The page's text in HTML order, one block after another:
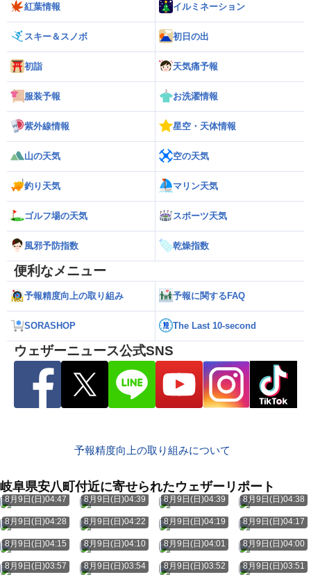
紅葉情報 イルミネーション
スキー＆スノボ 初日の出
初詣 天気痛予報
服装予報 お洗濯情報
紫外線情報 星空・天体情報
山の天気 空の天気
釣り天気 マリン天気
ゴルフ場の天気 スポーツ天気
風邪予防指数 乾燥指数
便利なメニュー
予報精度向上の取り組み 予報に関するFAQ
SORASHOP The Last 10-second
ウェザーニュース公式SNS
予報精度向上の取り組みについて
岐阜県安八町付近に寄せられたウェザーリポート
8月9日(日)04:47 8月9日(日)04:39 8月9日(日)04:39 8月9日(日)04:38
8月9日(日)04:28 8月9日(日)04:22 8月9日(日)04:19 8月9日(日)04:17
8月9日(日)04:15 8月9日(日)04:10 8月9日(日)04:01 8月9日(日)04:00
8月9日(日)03:57 8月9日(日)03:54 8月9日(日)03:52 8月9日(日)03:51